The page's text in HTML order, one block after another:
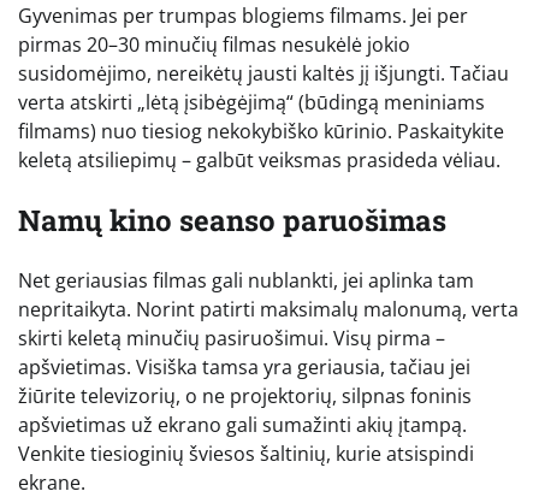
Gyvenimas per trumpas blogiems filmams. Jei per
pirmas 20–30 minučių filmas nesukėlė jokio
susidomėjimo, nereikėtų jausti kaltės jį išjungti. Tačiau
verta atskirti „lėtą įsibėgėjimą“ (būdingą meniniams
filmams) nuo tiesiog nekokybiško kūrinio. Paskaitykite
keletą atsiliepimų – galbūt veiksmas prasideda vėliau.
Namų kino seanso paruošimas
Net geriausias filmas gali nublankti, jei aplinka tam
nepritaikyta. Norint patirti maksimalų malonumą, verta
skirti keletą minučių pasiruošimui. Visų pirma –
apšvietimas. Visiška tamsa yra geriausia, tačiau jei
žiūrite televizorių, o ne projektorių, silpnas foninis
apšvietimas už ekrano gali sumažinti akių įtampą.
Venkite tiesioginių šviesos šaltinių, kurie atsispindi
ekrane.